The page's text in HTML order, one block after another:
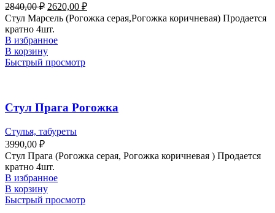
2840,00₽ 2620,00 ₽
Стул Марсель (Рогожка серая,Рогожка коричневая) Продается
кратно 4шт.
В избранное
В корзину
Быстрый просмотр
Стул Прага Рогожка
Стулья, табуреты
3990,00 ₽
Стул Прага (Рогожка серая, Рогожка коричневая ) Продается
кратно 4шт.
В избранное
В корзину
Быстрый просмотр